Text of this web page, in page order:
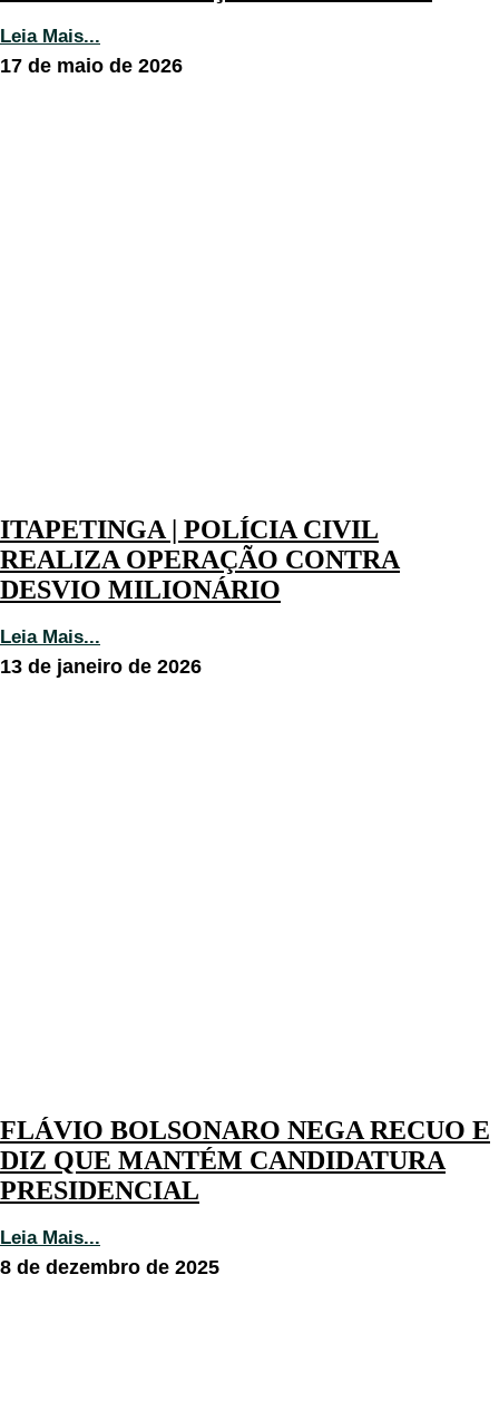
Leia Mais...
17 de maio de 2026
ITAPETINGA | POLÍCIA CIVIL
REALIZA OPERAÇÃO CONTRA
DESVIO MILIONÁRIO
Leia Mais...
13 de janeiro de 2026
FLÁVIO BOLSONARO NEGA RECUO E
DIZ QUE MANTÉM CANDIDATURA
PRESIDENCIAL
Leia Mais...
8 de dezembro de 2025